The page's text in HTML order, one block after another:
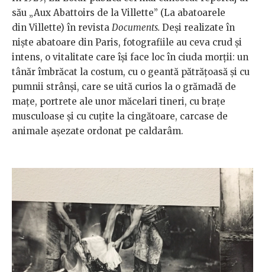
său „Aux Abattoirs de la Villette” (La abatoarele
din Villette) în revista Documents. Deși realizate în
niște abatoare din Paris, fotografiile au ceva crud și
intens, o vitalitate care își face loc în ciuda morții: un
tânăr îmbrăcat la costum, cu o geantă pătrățoasă și cu
pumnii strânși, care se uită curios la o grămadă de
mațe, portrete ale unor măcelari tineri, cu brațe
musculoase și cu cuțite la cingătoare, carcase de
animale așezate ordonat pe caldarâm.